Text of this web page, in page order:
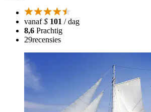
vanaf$ 101 / dag
8,6 Prachtig
29recensies